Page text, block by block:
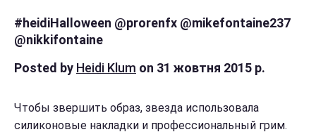
#heidiHalloween @prorenfx @mikefontaine237
@nikkifontaine
Posted by Heidi Klum on 31 жовтня 2015 р.
Чтобы звершить образ, звезда использовала
силиконовые накладки и профессиональный грим.